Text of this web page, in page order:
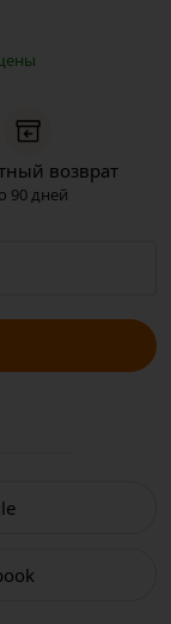
возврат
90 дней